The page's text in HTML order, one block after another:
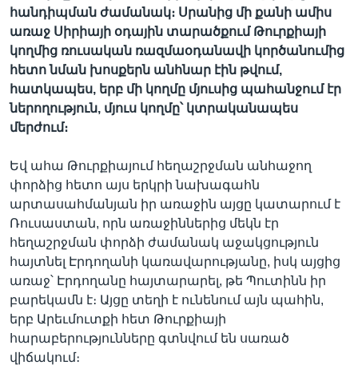
հանդիպման ժամանակ։ Սրանից մի քանի ամիս
առաջ Սիրիայի օդային տարածքում Թուրքիայի
կողմից ռուսական ռազմաօդանավի կործանումից
հետո նման խոսքերն անհնար էին թվում,
հատկապես, երբ մի կողմը մյուսից պահանջում էր
ներողություն, մյուս կողմը՝ կտրականապես
մերժում։
Եվ ահա Թուրքիայում հեղաշրջման անհաջող
փորձից հետո այս երկրի նախագահն
արտասահմանյան իր առաջին այցը կատարում է
Ռուսաստան, որն առաջիններից մեկն էր
հեղաշրջման փորձի ժամանակ աջակցություն
հայտնել Էրդողանի կառավարությանը, իսկ այցից
առաջ՝ Էրդողանը հայտարարել, թե Պուտինն իր
բարեկամն է։ Այցը տեղի է ունենում այն պահին,
երբ Արեւմուտքի հետ Թուրքիայի
հարաբերությունները գտնվում են սառած
վիճակում։